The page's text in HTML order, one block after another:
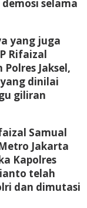
selama
yang juga
Rifaizal
Jaksel,
dinilai
giliran
Samual
Jakarta
Kapolres
telah
dan dimutasi